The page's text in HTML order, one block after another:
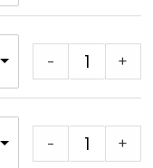
- +
- +